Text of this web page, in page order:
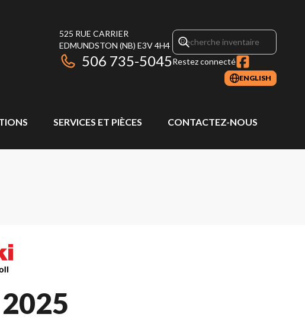
525 RUE CARRIER
EDMUNDSTON (NB) E3V 4H4
506 735-5045Restez connecté
ENGLISH
SERVICES ET PIÈCES CONTACTEZ-NOUS